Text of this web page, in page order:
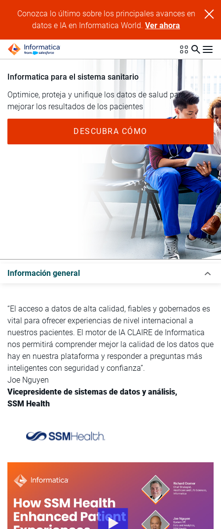
Conozca lo último sobre los principales avances en
datos e IA en Informatica World.Ver ahora
Informatica para el sistema sanitario
Optimice, proteja y unifique los datos de salud para
mejorar los resultados de los pacientes
DESCUBRA CÓMO
Información general
“El acceso a datos de alta calidad, fiables y gobernados es
vital para ofrecer experiencias de nivel internacional a
nuestros pacientes. El motor de IA CLAIRE de Informatica
nos permitirá comprender mejor la calidad de los datos que
hay en nuestra plataforma y responder a preguntas más
inteligentes con seguridad y confianza”.
Joe Nguyen
Vicepresidente de sistemas de datos y análisis,
SSM Health